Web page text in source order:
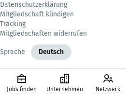
Datenschutzerklärung
Mitgliedschaft kündigen
Tracking
Mitgliedschaften widerrufen
Sprache Deutsch
Jobs finden Unternehmen Netzwerk